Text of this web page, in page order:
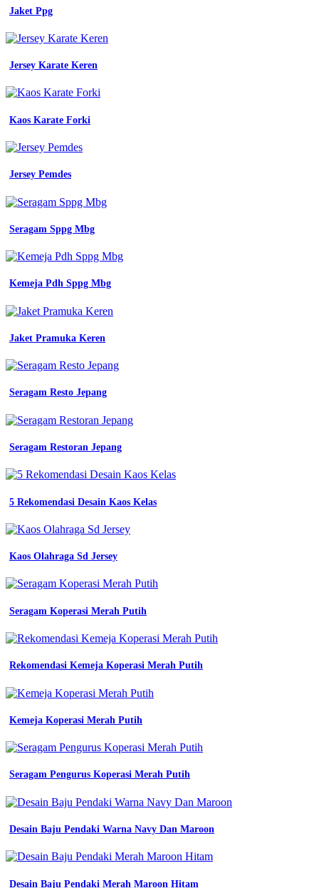
Jaket Ppg
Jersey Karate Keren
Kaos Karate Forki
Jersey Pemdes
Seragam Sppg Mbg
Kemeja Pdh Sppg Mbg
Jaket Pramuka Keren
Seragam Resto Jepang
Seragam Restoran Jepang
5 Rekomendasi Desain Kaos Kelas
Kaos Olahraga Sd Jersey
Seragam Koperasi Merah Putih
Rekomendasi Kemeja Koperasi Merah Putih
Kemeja Koperasi Merah Putih
Seragam Pengurus Koperasi Merah Putih
Desain Baju Pendaki Warna Navy Dan Maroon
Desain Baju Pendaki Merah Maroon Hitam